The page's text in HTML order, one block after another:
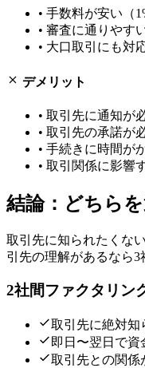
• 手数料が安い（
• 審査に通りやす
• 大口取引にも対
デメリット
• 取引先に通知が
• 取引先の承諾が
• 手続きに時間が
• 取引関係に影響
結論：どちら
取引先に知られたくな
引先の理解があるなら3
2社間ファクタリン
取引先に絶対知
即日〜翌日で資
取引先との関係